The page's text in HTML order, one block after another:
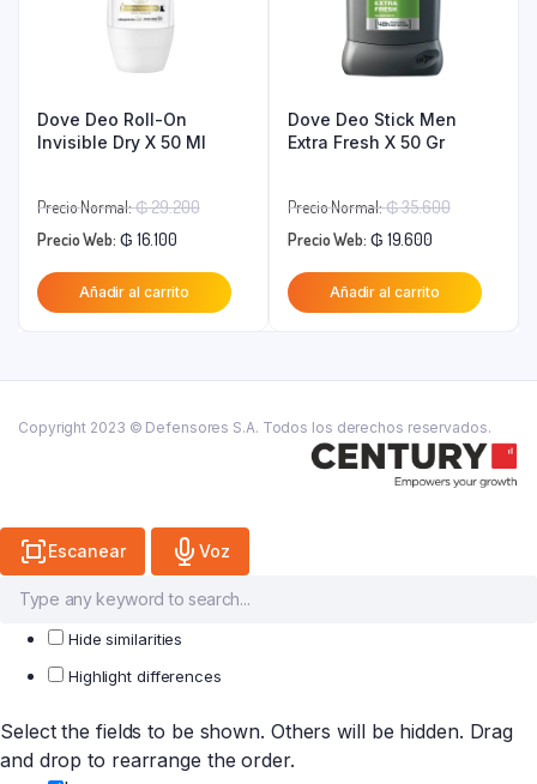
Dove Deo Roll-On
Invisible Dry X 50 Ml
Precio Normal:₲29.200El
original
era:
Precio Web: ₲ 16.100
precio
actual
Añadir al carrito
Dove Deo Stick Men
Extra Fresh X 50 Gr
Precio Normal:₲35.600El
original
era:
Precio Web: ₲ 19.600
precio
actual
Añadir al carrito
Copyright 2023 © Defensores S.A. Todos los derechos reservados.
Escanear Voz
Hide similarities
Highlight differences
Select the fields to be shown. Others will be hidden. Drag
and drop to rearrange the order.